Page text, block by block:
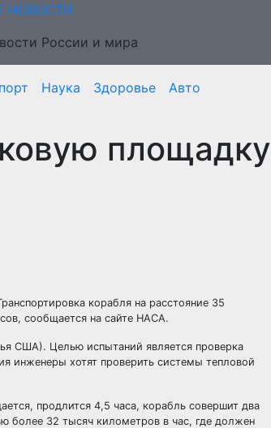
НОВОСТИ
России и мира
Наука Здоровье
Авто
площадку
корабля на расстояние 35
сообщается на сайте НАСА.
США). Целью испытаний является проверка
инженеры хотят проверить системы тепловой
продлится 4,5 часа, корабль совершит два
более 32 тысяч километров в час, где должен